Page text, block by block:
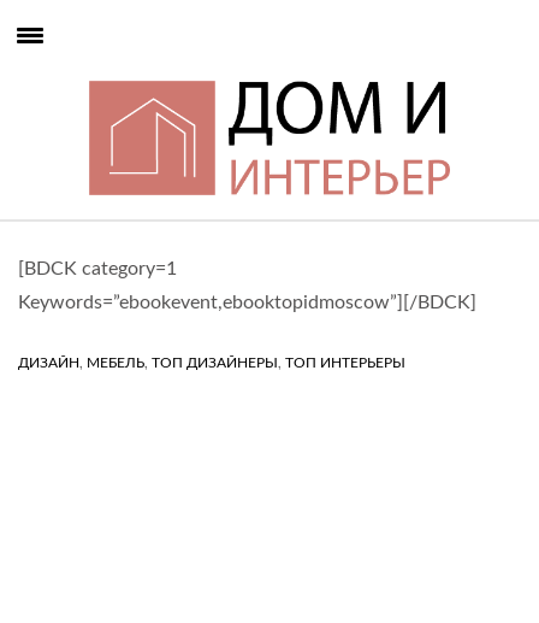
[BDCK category=1
Keywords=”ebookevent,ebooktopidmoscow”][/BDCK]
ДИЗАЙН, МЕБЕЛЬ, ТОП ДИЗАЙНЕРЫ, ТОП ИНТЕРЬЕРЫ